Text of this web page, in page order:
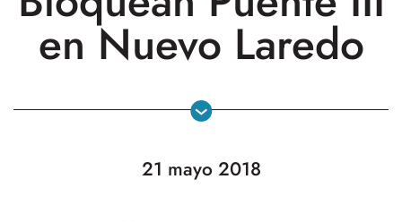
en Nuevo Laredo
21 mayo 2018